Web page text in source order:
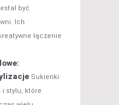
być
Ich
łączenie
Sukienki
stylu, które